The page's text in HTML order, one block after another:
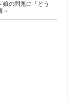
の問題に「どう
～